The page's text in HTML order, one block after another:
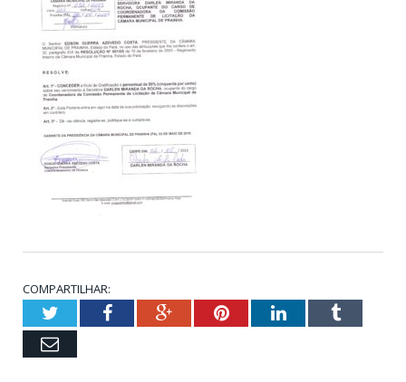
COMPARTILHAR:
TwitterFacebookGoogle+PinterestLinkedInTumblr
Email